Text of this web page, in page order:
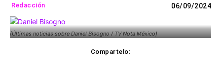
Redacción 06/09/2024
(Últimas noticias sobre Daniel Bisogno / TV Nota México)
Compartelo: